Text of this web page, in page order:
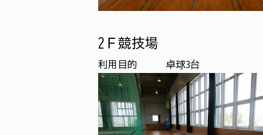
2Ｆ競技場
利用目的 卓球3台